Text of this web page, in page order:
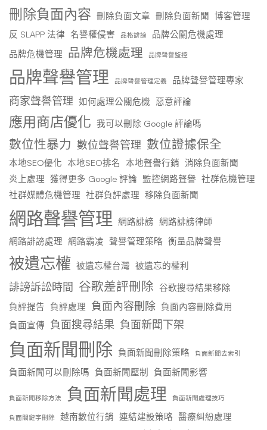
刪除負面內容 刪除負面文章 刪除負面新聞 博客管理
反 SLAPP 法律 名譽權侵害 品格誹謗
品牌公關危機處理
品牌危機管理 品牌危機處理 品牌聲譽監控
品牌聲譽管理 品牌聲譽管理定義 品牌聲譽管理專家
商家聲譽管理 如何處理公關危機 惡意評論
應用商店優化 我可以刪除 Google 評論嗎
數位性暴力 數位聲譽管理 數位證據保全
本地SEO優化 本地SEO排名 本地聲譽行銷 消除負面新聞
炎上處理 獲得更多 Google 評論 監控網路聲譽 社群危機管理
社群媒體危機管理 社群負評處理 移除負面新聞
網路聲譽管理 網路誹謗 網路誹謗律師
網路誹謗處理 網路霸凌 聲譽管理策略 衡量品牌聲譽
被遺忘權 被遺忘權台灣 被遺忘的權利
誹謗訴訟時間 谷歌差評刪除 谷歌搜尋結果移除
負評提告 負評處理 負面內容刪除 負面內容刪除費用
負面宣傳 負面搜尋結果 負面新聞下架
負面新聞刪除 負面新聞刪除策略 負面新聞去索引
負面新聞可以刪除嗎 負面新聞壓制 負面新聞影響
負面新聞移除方法 負面新聞處理 負面新聞處理技巧
負面關鍵字刪除 越南數位行銷 連結建設策略 醫療糾紛處理